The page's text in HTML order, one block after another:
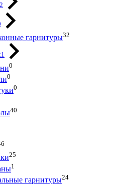
гарнитуры32
0
0
0
40
25
1
гарнитуры24